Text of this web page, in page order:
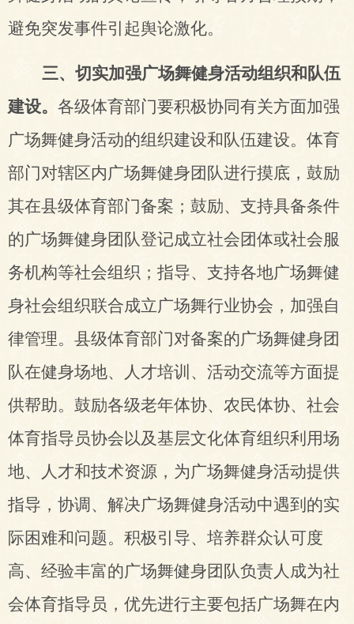
避免突发事件引起舆论激化。
三、切实加强广场舞健身活动组织和队伍
建设。 各级体育部门要积极协同有关方面加强
广场舞健身活动的组织建设和队伍建设。体育
部门对辖区内广场舞健身团队进行摸底，鼓励
其在县级体育部门备案；鼓励、支持具备条件
的广场舞健身团队登记成立社会团体或社会服
务机构等社会组织；指导、支持各地广场舞健
身社会组织联合成立广场舞行业协会，加强自
律管理。县级体育部门对备案的广场舞健身团
队在健身场地、人才培训、活动交流等方面提
供帮助。鼓励各级老年体协、农民体协、社会
体育指导员协会以及基层文化体育组织利用场
地、人才和技术资源，为广场舞健身活动提供
指导，协调、解决广场舞健身活动中遇到的实
际困难和问题。积极引导、培养群众认可度
高、经验丰富的广场舞健身团队负责人成为社
会体育指导员，优先进行主要包括广场舞在内